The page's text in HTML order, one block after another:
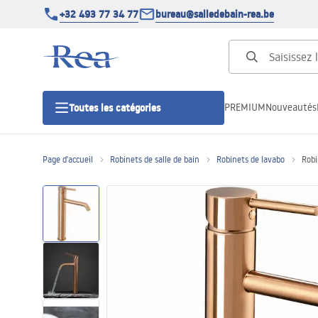
+32 493 77 34 77 bureau@salledebain-rea.be
Toutes les catégories
Portes de douche
Caniveaux de douche
PREMIUMNouveautés
Page d'accueil Robinets de salle de bain Robinets de lavabo